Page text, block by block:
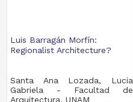
Luis Barragán Morfín:
Regionalist Architecture?
Santa Ana Lozada, Lucia
Gabriela - Facultad de
Arquitectura, UNAM